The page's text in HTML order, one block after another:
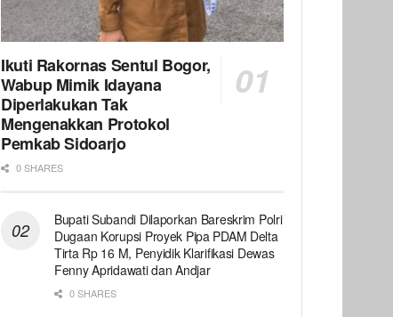
Ikuti Rakornas Sentul Bogor,
Wabup Mimik Idayana
Diperlakukan Tak
Mengenakkan Protokol
Pemkab Sidoarjo
0 SHARES
Bupati Subandi Dilaporkan Bareskrim Polri
Dugaan Korupsi Proyek Pipa PDAM Delta
Tirta Rp 16 M, Penyidik Klarifikasi Dewas
Fenny Apridawati dan Andjar
0 SHARES